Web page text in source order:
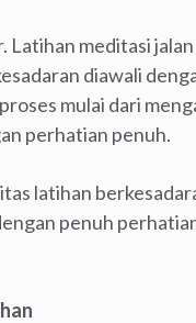
meditasi
diawali
mulai dari
perhatian penuh.
latihan
penuh